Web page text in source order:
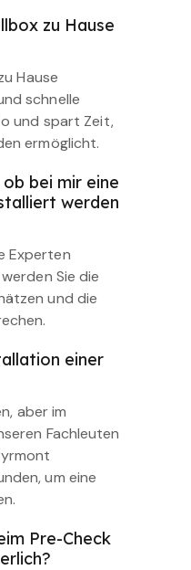
zu Hause
Hause
schnelle
und spart Zeit,
ermöglicht.
bei mir eine
werden
Experten
Sie die
und die
einer
aber im
Fachleuten
um eine
Pre-Check